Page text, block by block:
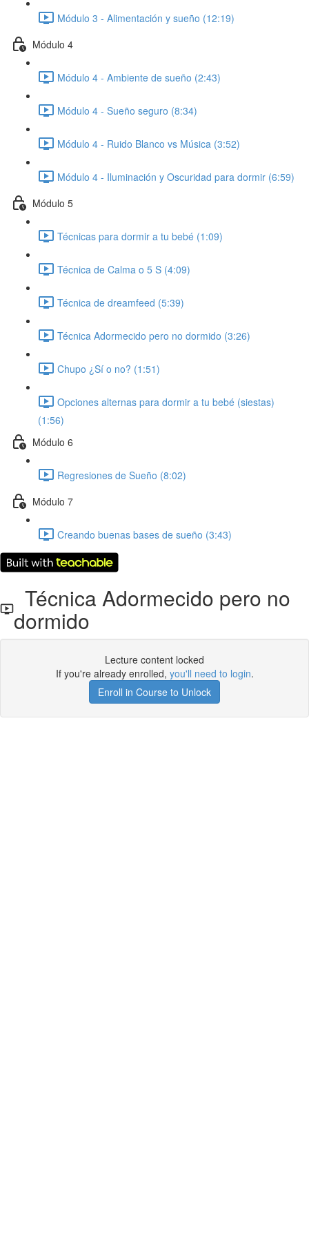
Módulo 3 - Alimentación y sueño (12:19)
Módulo 4
Módulo 4 - Ambiente de sueño (2:43)
Módulo 4 - Sueño seguro (8:34)
Módulo 4 - Ruido Blanco vs Música (3:52)
Módulo 4 - Iluminación y Oscuridad para dormir (6:59)
Módulo 5
Técnicas para dormir a tu bebé (1:09)
Técnica de Calma o 5 S (4:09)
Técnica de dreamfeed (5:39)
Técnica Adormecido pero no dormido (3:26)
Chupo ¿Sí o no? (1:51)
Opciones alternas para dormir a tu bebé (siestas)
(1:56)
Módulo 6
Regresiones de Sueño (8:02)
Módulo 7
Creando buenas bases de sueño (3:43)
Técnica Adormecido pero no
dormido
Lecture content locked
If you're already enrolled, you'll need to login.
Enroll in Course to Unlock